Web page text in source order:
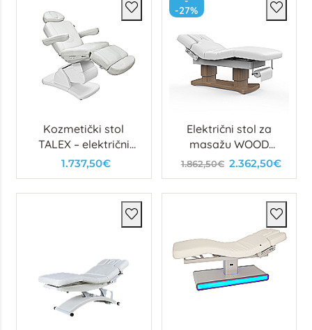
Kozmetički stol
TALEX – električni
stol s 4 motora
1.737,50€
-27%
Električni stol za
masažu WOOD
LUXURY
1.862,50€ 2.362,50€